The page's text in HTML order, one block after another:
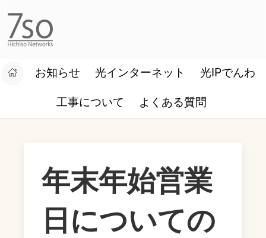
設定マニュアル お客様ログイン
お知らせ 光インターネット 光IPでんわ
工事について よくある質問
年末年始営業
日についての